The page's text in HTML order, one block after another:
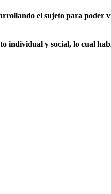
el sujeto para poder
individual y social, lo cual